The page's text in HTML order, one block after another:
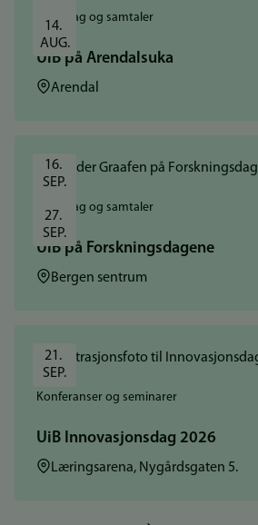
14.
AUG.
Foredrag og samtaler
UiB på Arendalsuka
Sted:Arendal
16.
SEP.
27.
SEP.
Foredrag og samtaler
UiB på Forskningsdagene
Sted:Bergen sentrum
21.
SEP.
Konferanser og seminarer
UiB Innovasjonsdag 2026
Sted:Læringsarena, Nygårdsgaten 5.